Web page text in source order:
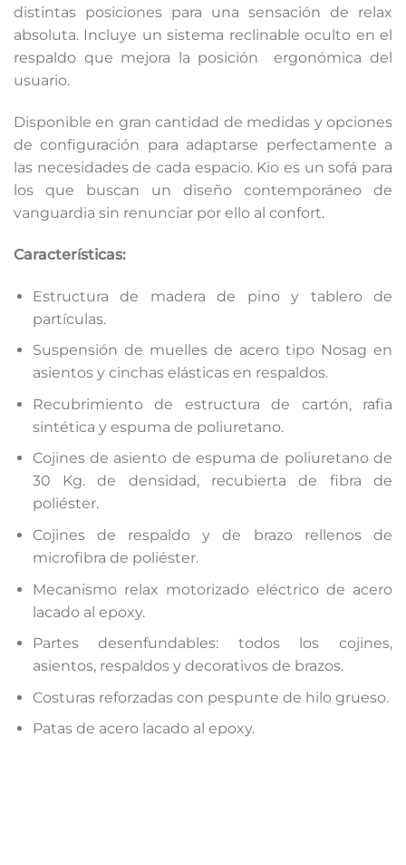
distintas posiciones para una sensación de relax
absoluta. Incluye un sistema reclinable oculto en el
respaldo que mejora la posición ergonómica del
usuario.
Disponible en gran cantidad de medidas y opciones
de configuración para adaptarse perfectamente a
las necesidades de cada espacio. Kio es un sofá para
los que buscan un diseño contemporáneo de
vanguardia sin renunciar por ello al confort.
Características:
Estructura de madera de pino y tablero de
partículas.
Suspensión de muelles de acero tipo Nosag en
asientos y cinchas elásticas en respaldos.
Recubrimiento de estructura de cartón, rafia
sintética y espuma de poliuretano.
Cojines de asiento de espuma de poliuretano de
30 Kg. de densidad, recubierta de fibra de
poliéster.
Cojines de respaldo y de brazo rellenos de
microfibra de poliéster.
Mecanismo relax motorizado eléctrico de acero
lacado al epoxy.
Partes desenfundables: todos los cojines,
asientos, respaldos y decorativos de brazos.
Costuras reforzadas con pespunte de hilo grueso.
Patas de acero lacado al epoxy.